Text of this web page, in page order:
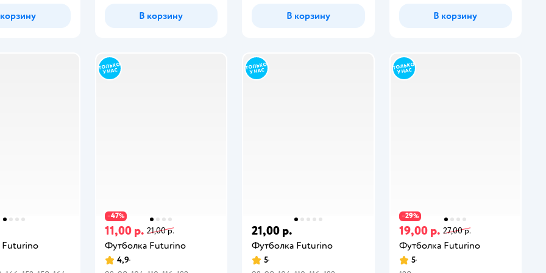
В корзину В корзину В корзину
Futurino
−47%
11,00 р. 21,00 р.
Футболка Futurino
4,9
21,00 р.
Футболка Futurino
5
−29%
19,00 р. 27,00 р.
Футболка Futurino
5